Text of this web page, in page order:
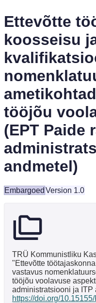
Ettevõtte
koosseisu
tööjõu
(EPT Paide
andmetel)
Embargoed Version 1.0
TRÜ Kommunistliku
"Ettevõtte
vastavus
tööjõu voolavuse
administratsiooni ja ITP
https://doi.org/